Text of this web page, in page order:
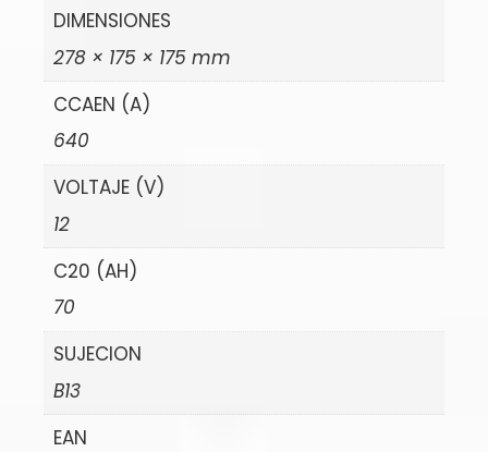
DIMENSIONES
278 × 175 × 175 mm
CCAEN (A)
640
VOLTAJE (V)
12
C20 (AH)
70
SUJECION
B13
EAN